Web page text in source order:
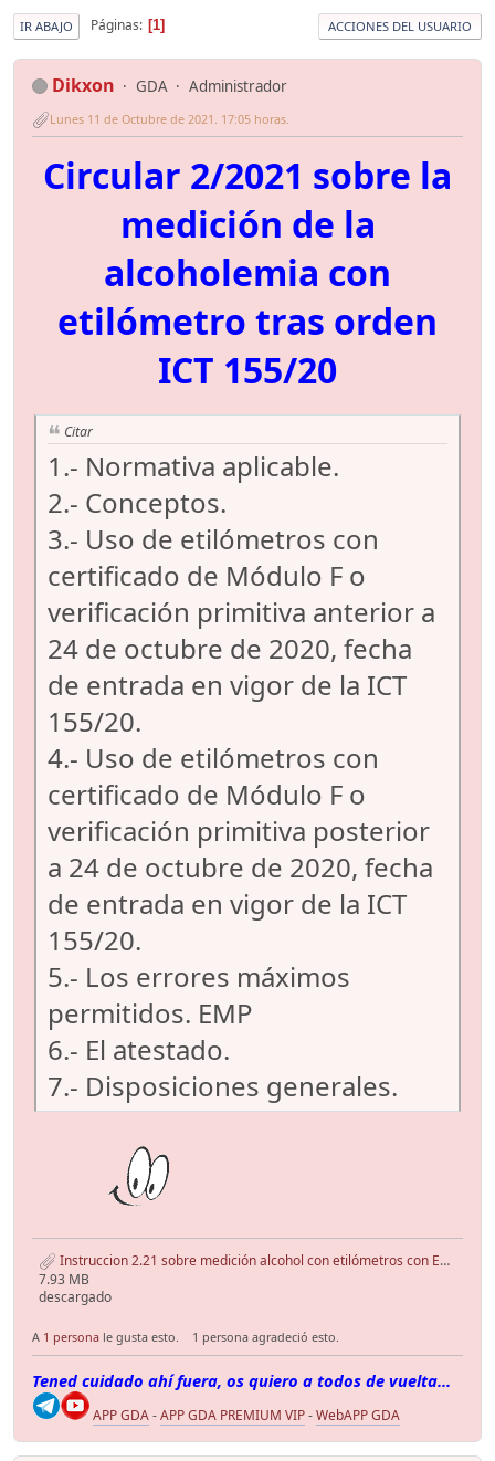
IR ABAJO Páginas 1 ACCIONES DEL USUARIO
Dikxon GDA Administrador
Lunes 11 de Octubre de 2021. 17:05 horas.
Circular 2/2021 sobre la
medición de la
alcoholemia con
etilómetro tras orden
ICT 155/20
Citar
1.- Normativa aplicable.
2.- Conceptos.
3.- Uso de etilómetros con
certificado de Módulo F o
verificación primitiva anterior a
24 de octubre de 2020, fecha
de entrada en vigor de la ICT
155/20.
4.- Uso de etilómetros con
certificado de Módulo F o
verificación primitiva posterior
a 24 de octubre de 2020, fecha
de entrada en vigor de la ICT
155/20.
5.- Los errores máximos
permitidos. EMP
6.- El atestado.
7.- Disposiciones generales.
Instruccion 2.21 sobre medición alcohol con etilómetros con EMP.pdf
7.93 MB
descargado
A 1 persona le gusta esto. 1 persona agradeció esto.
Tened cuidado ahí fuera, os quiero a todos de vuelta...
APP GDA-APP GDA PREMIUM VIP-WebAPP GDA